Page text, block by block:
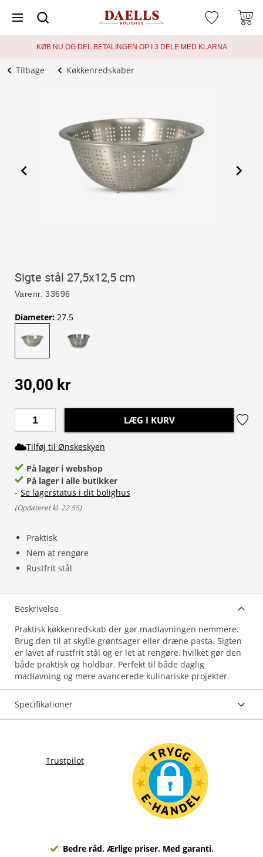
KØB NU OG DEL BETALINGEN OP I 3 DELE MED KLARNA
Tilbage Køkkenredskaber
Sigte stål 27,5x12,5 cm
Varenr. 33696
Praktisk
Nem at rengøre
Rustfrit stål
Diameter: 27.5
30,00 kr
LÆG I KURV
Tilføj til Ønskeskyen
På lager i webshop
På lager i alle butikker
- Se lagerstatus i dit bolighus
(Opdateret kl. 22.55)
Beskrivelse
Praktisk køkkenredskab der gør madlavningen nemmere.
Brug den til at skylle grøntsager eller dræne pasta. Sigten
er lavet af rustfrit stål og er let at rengøre, hvilket gør den
både praktisk og holdbar. Perfekt til både daglig
madlavning og mere avancerede kulinariske projekter.
Specifikationer
Trustpilot
Bedre råd. Ærlige priser. Med garanti.